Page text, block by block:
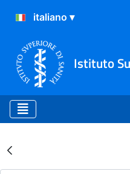
Istituto
Risultati